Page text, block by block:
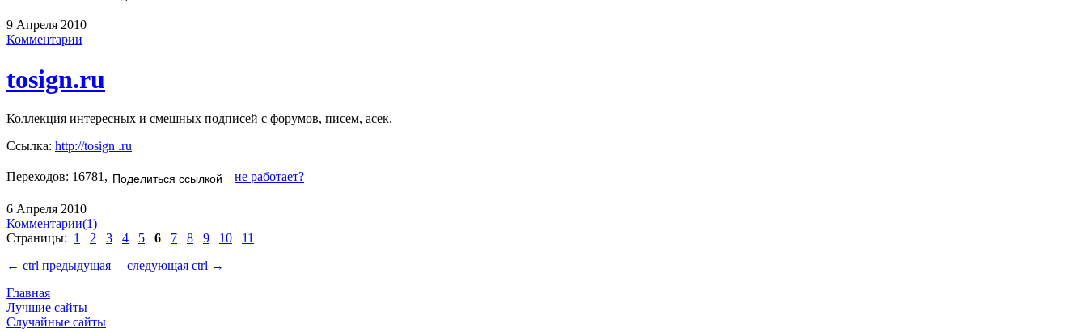
9 Апреля 2010
Комментарии
tosign.ru
Коллекция интересных и смешных подписей с форумов, писем, асек.
Ссылка: http://tosign .ru
Переходов: 16781, Поделиться ссылкой не работает?
6 Апреля 2010
Комментарии(1)
Страницы: 1 2 3 4 5 6 7 8 9 10
11
← ctrl предыдущая
следующая ctrl →
Главная
Лучшие сайты
Случайные сайты